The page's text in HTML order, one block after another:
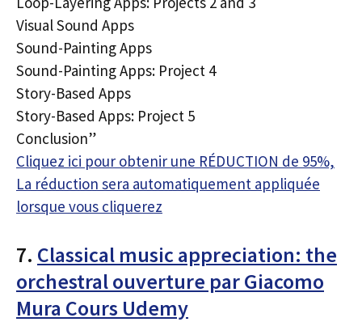
Visual Sound Apps
Sound-Painting Apps
Sound-Painting Apps: Project 4
Story-Based Apps
Story-Based Apps: Project 5
Conclusion”
Cliquez ici pour obtenir une RÉDUCTION de 95%,
La réduction sera automatiquement appliquée
lorsque vous cliquerez
7. Classical music appreciation: the
orchestral ouverture par Giacomo
Mura Cours Udemy